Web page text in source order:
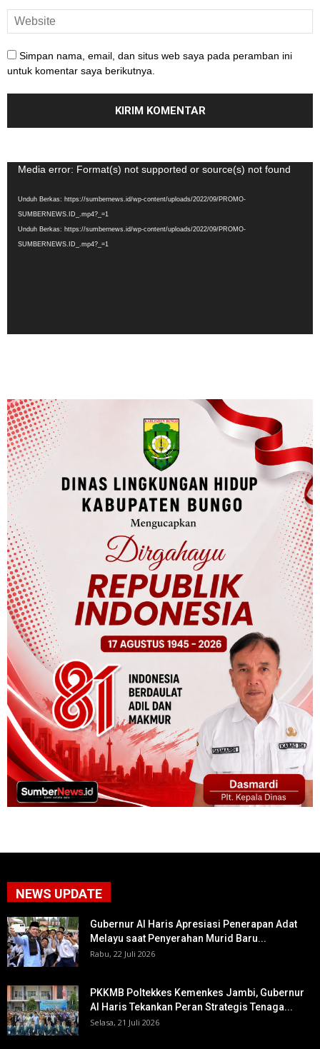
Simpan nama, email, dan situs web saya pada peramban ini
untuk komentar saya berikutnya.
Pemutar
Media error: Format(s) not supported or source(s) not found
Unduh Berkas: https://sumbernews.id/wp-content/uploads/2022/09/PROMO-
SUMBERNEWS.ID_.mp4?_=1
Unduh Berkas: https://sumbernews.id/wp-content/uploads/2022/09/PROMO-
SUMBERNEWS.ID_.mp4?_=1
NEWS UPDATE
Gubernur Al Haris Apresiasi Penerapan Adat
Melayu saat Penyerahan Murid Baru...
Rabu, 22 Juli 2026
PKKMB Poltekkes Kemenkes Jambi, Gubernur
Al Haris Tekankan Peran Strategis Tenaga...
Selasa, 21 Juli 2026